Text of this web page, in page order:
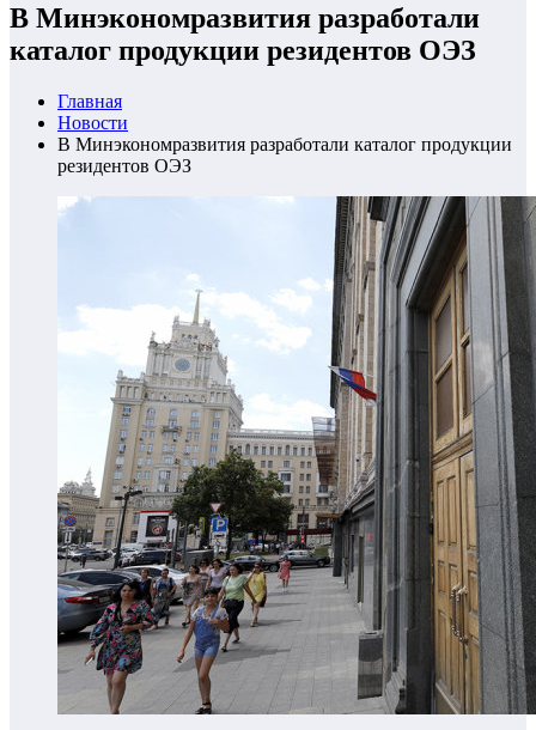
В Минэкономразвития разработали
каталог продукции резидентов ОЭЗ
Главная
Новости
В Минэкономразвития разработали каталог продукции
резидентов ОЭЗ